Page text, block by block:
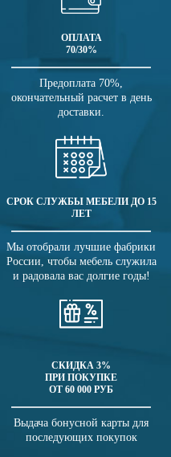
ОПЛАТА
70/30%
Предоплата 70%,
окончательный расчет в день
доставки.
СРОК СЛУЖБЫ МЕБЕЛИ ДО 15
ЛЕТ
Мы отобрали лучшие фабрики
России, чтобы мебель служила
и радовала вас долгие годы!
СКИДКА 3%
ПРИ ПОКУПКЕ
ОТ 60 000 РУБ
Выдача бонусной карты для
последующих покупок